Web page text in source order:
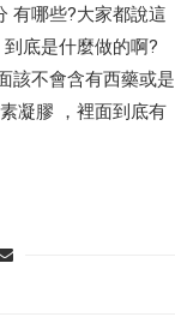
有哪些?大家都說這
底是什麼做的啊?
該不會含有西藥或是
凝膠 ，裡面到底有